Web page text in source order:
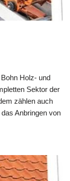
Holz- und
Sektor der
zählen auch
Anbringen von